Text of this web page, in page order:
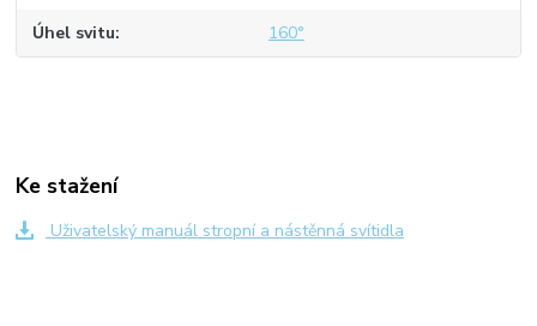
Úhel svitu 160°
Ke stažení
Uživatelský manuál stropní a nástěnná svítidla